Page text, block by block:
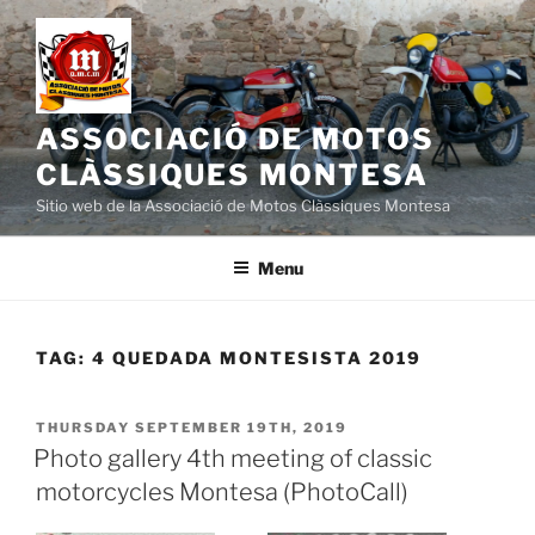
Skip
to
content
ASSOCIACIÓ DE MOTOS
CLÀSSIQUES MONTESA
Sitio web de la Associació de Motos Clàssiques Montesa
Menu
TAG: 4 QUEDADA MONTESISTA 2019
POSTED
ON
THURSDAY SEPTEMBER 19TH, 2019
Photo gallery 4th meeting of classic
motorcycles Montesa (PhotoCall)